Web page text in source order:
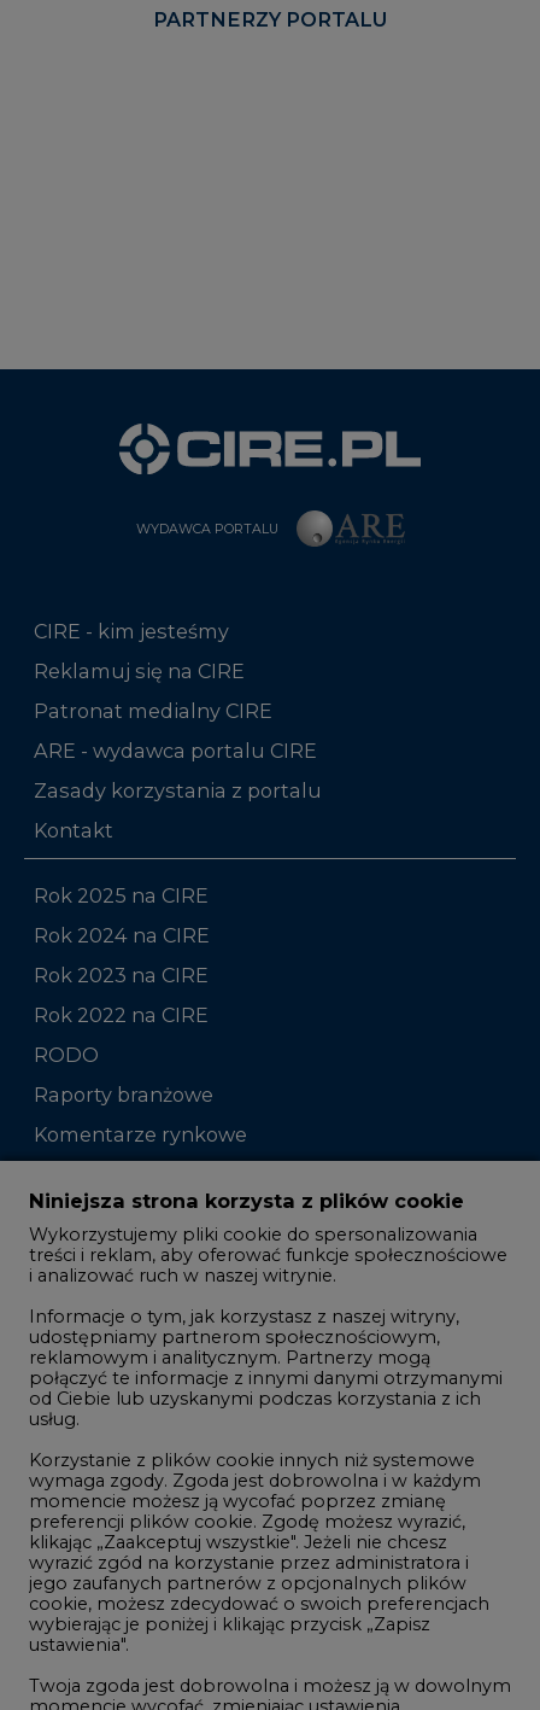
PARTNERZY PORTALU
WYDAWCA PORTALU
CIRE - kim jesteśmy
Reklamuj się na CIRE
Patronat medialny CIRE
ARE - wydawca portalu CIRE
Zasady korzystania z portalu
Kontakt
Rok 2025 na CIRE
Rok 2024 na CIRE
Rok 2023 na CIRE
Rok 2022 na CIRE
RODO
Raporty branżowe
Komentarze rynkowe
Zmiany kadrowe na rynku
Studio CIRE
Rozmowy o energetyce
Gospodarka
Geopolityka
LTE450
Innowacje i AI
Telekomunikacja i IT
Handel emisjami CO2
Wodór
Górnictwo
Niniejsza strona korzysta z plików cookie
Wykorzystujemy pliki cookie do spersonalizowania
treści i reklam, aby oferować funkcje społecznościowe
i analizować ruch w naszej witrynie.
Informacje o tym, jak korzystasz z naszej witryny,
udostępniamy partnerom społecznościowym,
reklamowym i analitycznym. Partnerzy mogą
połączyć te informacje z innymi danymi otrzymanymi
od Ciebie lub uzyskanymi podczas korzystania z ich
usług.
Korzystanie z plików cookie innych niż systemowe
wymaga zgody. Zgoda jest dobrowolna i w każdym
momencie możesz ją wycofać poprzez zmianę
preferencji plików cookie. Zgodę możesz wyrazić,
klikając „Zaakceptuj wszystkie". Jeżeli nie chcesz
wyrazić zgód na korzystanie przez administratora i
jego zaufanych partnerów z opcjonalnych plików
cookie, możesz zdecydować o swoich preferencjach
wybierając je poniżej i klikając przycisk „Zapisz
ustawienia".
Twoja zgoda jest dobrowolna i możesz ją w dowolnym
momencie wycofać, zmieniając ustawienia